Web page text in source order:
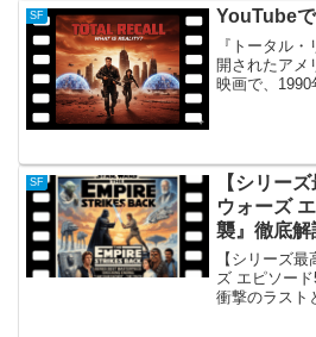
その中でも、
て知られるの
SF YouTube
『トータル
開されたアメ
映画で、1990
SF
【シリー
ウォーズ
襲』徹底解
am your
【シリーズ
ズ エピソー
衝撃のラスト